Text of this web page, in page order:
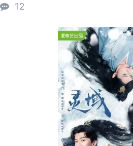
12